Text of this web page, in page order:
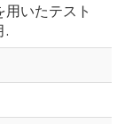
いたテスト
.